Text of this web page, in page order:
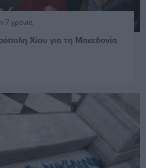
7 χρόνια
Χίου για τη Μακεδονία